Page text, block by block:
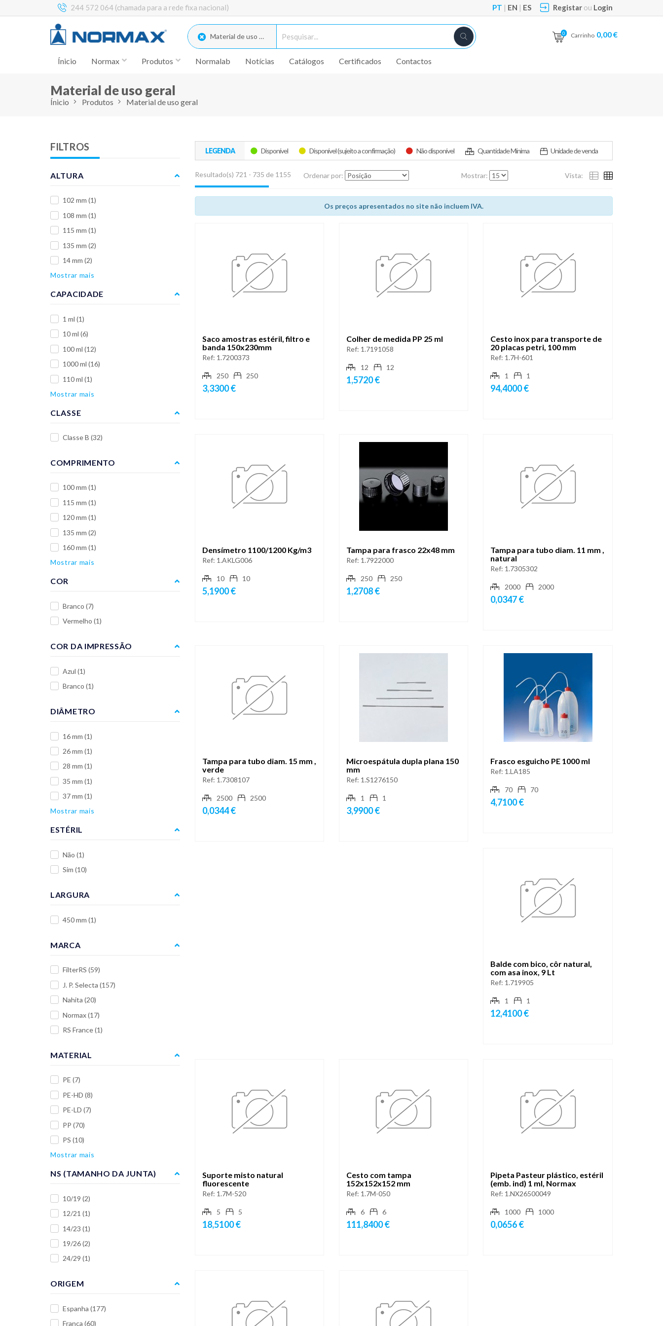
244 572 064 (chamada para a rede fixa nacional) PT | EN | ES Registar ou Login
0 Carrinho 0,00 €
Material de uso geral
Ínicio Normax Produtos Normalab Notícias Catálogos Certificados Contactos
Material de uso geral
Ínicio Produtos Material de uso geral
LEGENDA Disponível Disponível (sujeito a confirmação) Não disponível Quantidade Mínima Unidade de venda
Resultado(s) 721 - 735 de 1155 Ordenar por: Mostrar: Vista:
Os preços apresentados no site não incluem IVA.
Saco amostras estéril, filtro e
banda 150x230mm
Ref: 1.7200373
250 250
3,3300 €
Colher de medida PP 25 ml
Ref: 1.7191058
12 12
1,5720 €
Cesto inox para transporte de
20 placas petri, 100 mm
Ref: 1.7H-601
1 1
94,4000 €
Densímetro 1100/1200 Kg/m3
Ref: 1.AKLG006
10 10
5,1900 €
Tampa para frasco 22x48 mm
Ref: 1.7922000
250 250
1,2708 €
Tampa para tubo diam. 11 mm ,
natural
Ref: 1.7305302
2000 2000
0,0347 €
Tampa para tubo diam. 15 mm ,
verde
Ref: 1.7308107
2500 2500
0,0344 €
Microespátula dupla plana 150
mm
Ref: 1.S1276150
1 1
3,9900 €
Frasco esguicho PE 1000 ml
Ref: 1.LA185
70 70
4,7100 €
Balde com bico, côr natural,
com asa inox, 9 Lt
Ref: 1.719905
1 1
12,4100 €
Suporte misto natural
fluorescente
Ref: 1.7M-520
5 5
18,5100 €
Cesto com tampa
152x152x152 mm
Ref: 1.7M-050
6 6
111,8400 €
Pipeta Pasteur plástico, estéril
(emb. ind) 1 ml, Normax
Ref: 1.NX26500049
1000 1000
0,0656 €
FILTROS
ALTURA
102 mm (1)
108 mm (1)
115 mm (1)
135 mm (2)
14 mm (2)
Mostrar mais
CAPACIDADE
1 ml (1)
10 ml (6)
100 ml (12)
1000 ml (16)
110 ml (1)
Mostrar mais
CLASSE
Classe B (32)
COMPRIMENTO
100 mm (1)
115 mm (1)
120 mm (1)
135 mm (2)
160 mm (1)
Mostrar mais
COR
Branco (7)
Vermelho (1)
COR DA IMPRESSÃO
Azul (1)
Branco (1)
DIÂMETRO
16 mm (1)
26 mm (1)
28 mm (1)
35 mm (1)
37 mm (1)
Mostrar mais
ESTÉRIL
Não (1)
Sim (10)
LARGURA
450 mm (1)
MARCA
FilterRS (59)
J. P. Selecta (157)
Nahita (20)
Normax(17)
RS France(1)
MATERIAL
PE (7)
PE-HD (8)
PE-LD (7)
PP (70)
PS (10)
Mostrar mais
NS (TAMANHO DA JUNTA)
10/19 (2)
12/21 (1)
14/23 (1)
19/26(2)
24/29 (1)
ORIGEM
Espanha (177)
França (60)